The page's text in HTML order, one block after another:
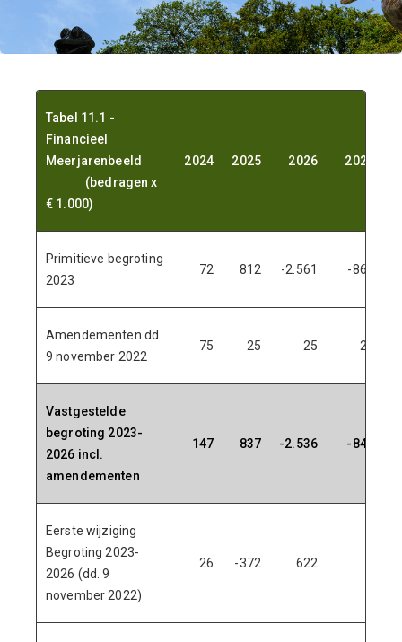
Tabel 11.1 -
Financieel
Meerjarenbeeld
(bedragen x
€ 1.000)
2024 2025 2026 2027
Primitieve begroting
2023
72 812 -2.561 -868
Amendementen dd.
9 november 2022
75 25 25 25
Vastgestelde
begroting 2023-
2026 incl.
amendementen
147 837 -2.536 -843
Eerste wijziging
Begroting 2023-
2026 (dd. 9
november 2022)
26 -372 622